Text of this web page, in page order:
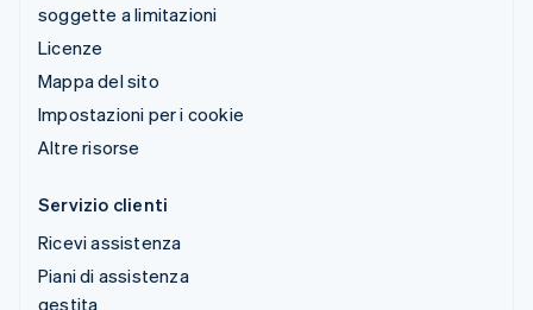
soggette a limitazioni
Licenze
Mappa del sito
Impostazioni per i cookie
Altre risorse
Servizio clienti
Ricevi assistenza
Piani di assistenza
gestita